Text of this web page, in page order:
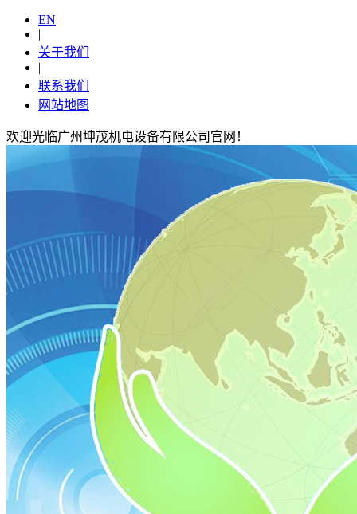
EN
|
关于我们
|
联系我们
网站地图
欢迎光临广州坤茂机电设备有限公司官网！